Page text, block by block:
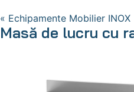
« Echipamente Mobilier INOX
Masă de lucru cu